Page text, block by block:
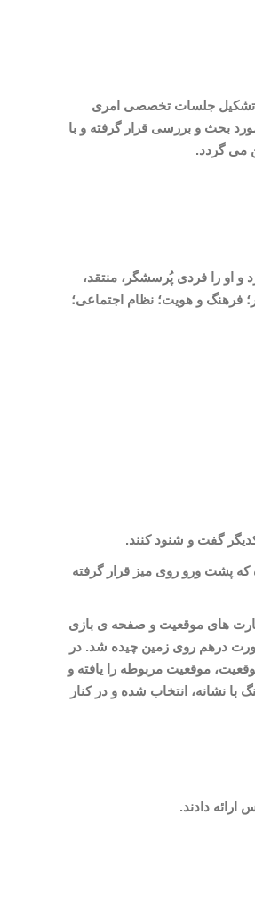
تشکیل جلسات تخصصی امری
بحث و بررسی قرار گرفته و با
می گردد.
او را فردی پُرسشگر، منتقد،
فرهنگ و هویت؛ نظام اجتماعی؛
گفت و شنود کنند.
که پشت ورو روی میز قرار گرفته
های موقعیت و صفحه ی بازی
درهم روی زمین چیده شد. در
موقعیت مربوطه را یافته و
نشانه، انتخاب شده و در کنار
ارائه دادند.